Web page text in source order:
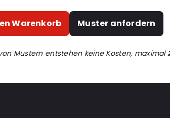
Warenkorb Muster anfordern
Mustern entstehen keine Kosten, maximal